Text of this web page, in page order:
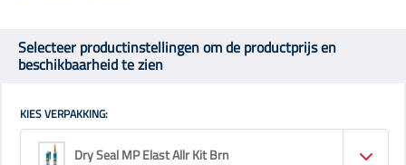
Selecteer productinstellingen om de productprijs en
beschikbaarheid te zien
KIES VERPAKKING:
Dry Seal MP Elast Allr Kit Brn